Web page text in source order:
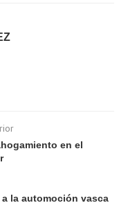
en el
la automoción vasca